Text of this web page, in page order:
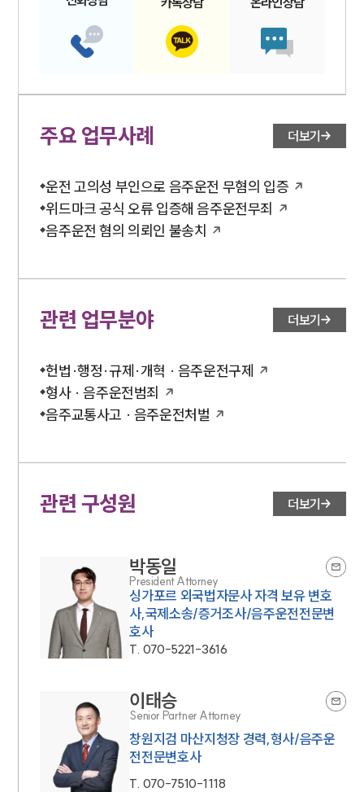
업무분야
이혼 양육비계산기
이혼전문변호사
법률 블로그
세미나
대륜법률상담예약
대륜법률상담예약
주요 업무사례 더보기
운전 고의성 부인으로 음주운전 무혐의 입증
위드마크 공식 오류 입증해 음주운전무죄
음주운전 혐의 의뢰인 불송치
관련 업무분야 더보기
헌법·행정·규제·개혁 · 음주운전구제
형사 · 음주운전범죄
음주교통사고 · 음주운전처벌
관련 구성원 더보기
박동일
President Attorney
싱가포르 외국법자문사 자격 보유 변호
사,국제소송/증거조사/음주운전전문변
호사
T. 070-5221-3616
이태승
Senior Partner Attorney
창원지검 마산지청장 경력,형사/음주운
전전문변호사
T. 070-7510-1118